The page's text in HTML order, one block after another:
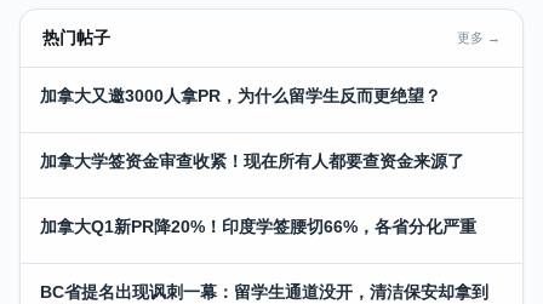
热门帖子 更多 →
加拿大又邀3000人拿PR，为什么留学生反而更绝望？
加拿大学签资金审查收紧！现在所有人都要查资金来源了
加拿大Q1新PR降20%！印度学签腰切66%，各省分化严重
BC省提名出现讽刺一幕：留学生通道没开，清洁保安却拿到